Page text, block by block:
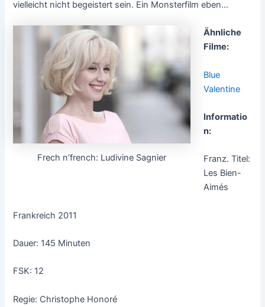
vielleicht nicht begeistert sein. Ein Monsterfilm eben…
Frech n’french: Ludivine Sagnier
Ähnliche
Filme:
Blue
Valentine
Informatio
n:
Franz. Titel:
Les Bien-
Aimés
Frankreich 2011
Dauer: 145 Minuten
FSK: 12
Regie: Christophe Honoré